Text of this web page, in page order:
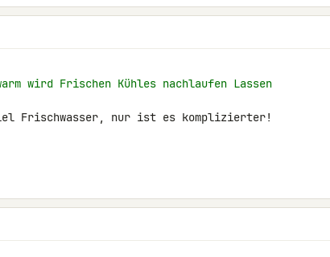
wird Frischen Kühles nachlaufen Lassen
Frischwasser, nur ist es komplizierter!